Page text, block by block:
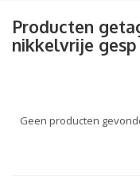
Producten
nikkelvrije gesp
Geen producten